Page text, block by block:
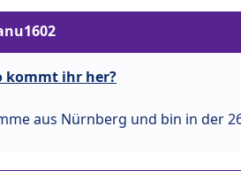
kommt ihr her?
aus Nürnberg und bin in der